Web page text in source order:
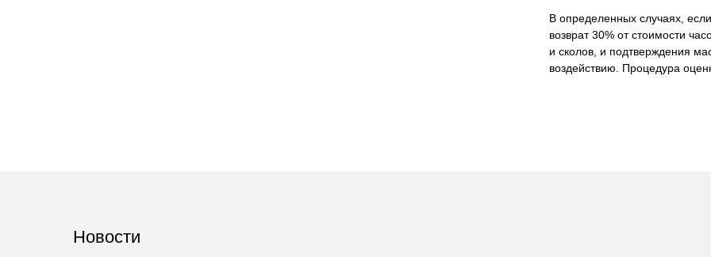
В определенных случаях,
возврат 30% от стоимости
и сколов, и подтверждения
воздействию. Процедура
Новости